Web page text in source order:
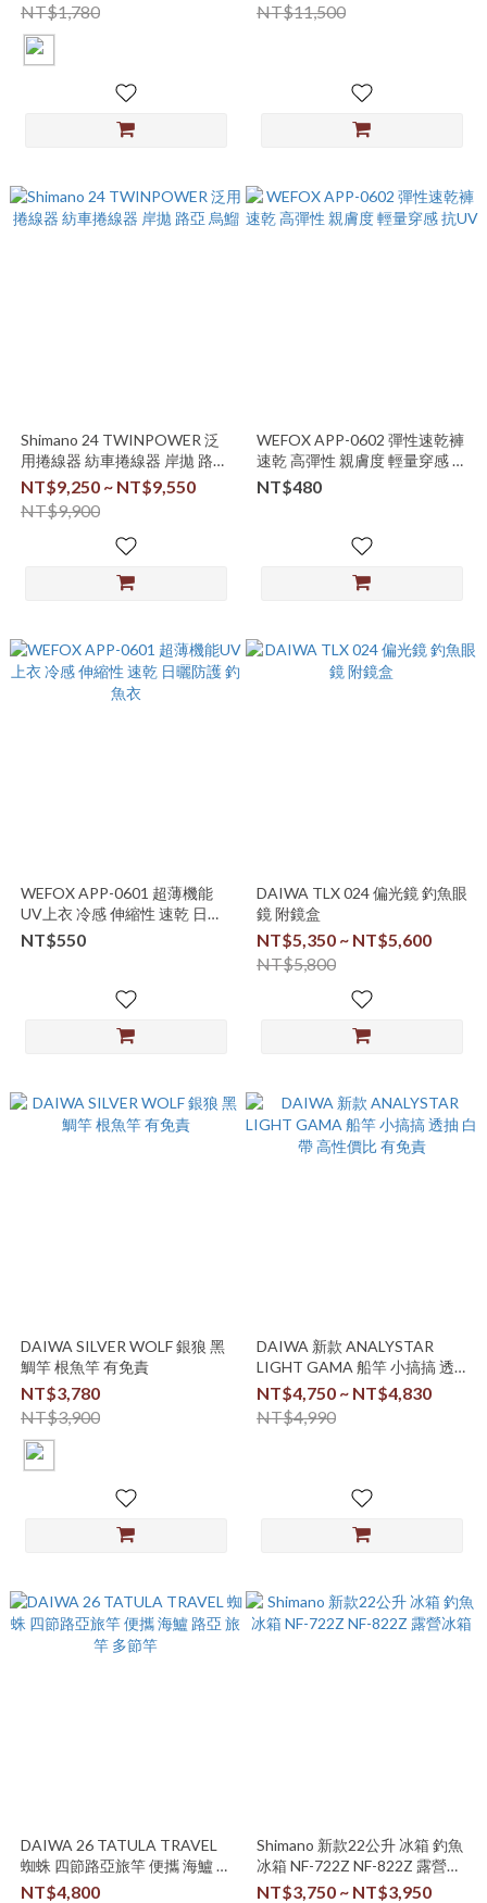
NT$1,780 NT$11,500
Shimano 24 TWINPOWER 泛
用捲線器 紡車捲線器 岸拋 路亞
烏鰡
NT$9,250 ~ NT$9,550
NT$9,900
WEFOX APP-0602 彈性速乾褲
速乾 高彈性 親膚度 輕量穿感 抗
UV
NT$480
WEFOX APP-0601 超薄機能
UV上衣 冷感 伸縮性 速乾 日曬
防護 釣魚衣
NT$550
DAIWA TLX 024 偏光鏡 釣魚眼
鏡 附鏡盒
NT$5,350 ~ NT$5,600
NT$5,800
DAIWA SILVER WOLF 銀狼 黑
鯛竿 根魚竿 有免責
NT$3,780
NT$3,900
DAIWA 新款 ANALYSTAR
LIGHT GAMA 船竿 小搞搞 透
抽 白帶 高性價比 有免責
NT$4,750 ~ NT$4,830
NT$4,990
DAIWA 26 TATULA TRAVEL
蜘蛛 四節路亞旅竿 便攜 海鱸 路
亞 旅竿 多節竿
NT$4,800
Shimano 新款22公升 冰箱 釣魚
冰箱 NF-722Z NF-822Z 露營冰
箱
NT$3,750 ~ NT$3,950